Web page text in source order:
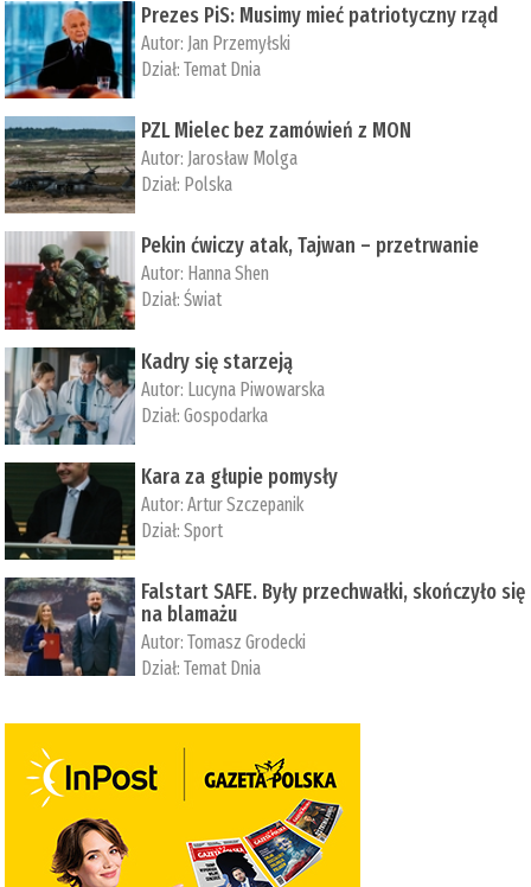
Prezes PiS: Musimy mieć patriotyczny rząd
Autor: Jan Przemyłski
Dział:Temat Dnia
PZL Mielec bez zamówień z MON
Autor: Jarosław Molga
Dział: Polska
Pekin ćwiczy atak, Tajwan – przetrwanie
Autor: ­Hanna Shen
Dział:Świat
Kadry się starzeją
Autor: Lucyna Piwowarska
Dział:Gospodarka
Kara za głupie pomysły
Autor:Artur Szczepanik
Dział:Sport
Falstart SAFE. Były przechwałki, skończyło się
na blamażu
Autor:Tomasz Grodecki
Dział:Temat Dnia